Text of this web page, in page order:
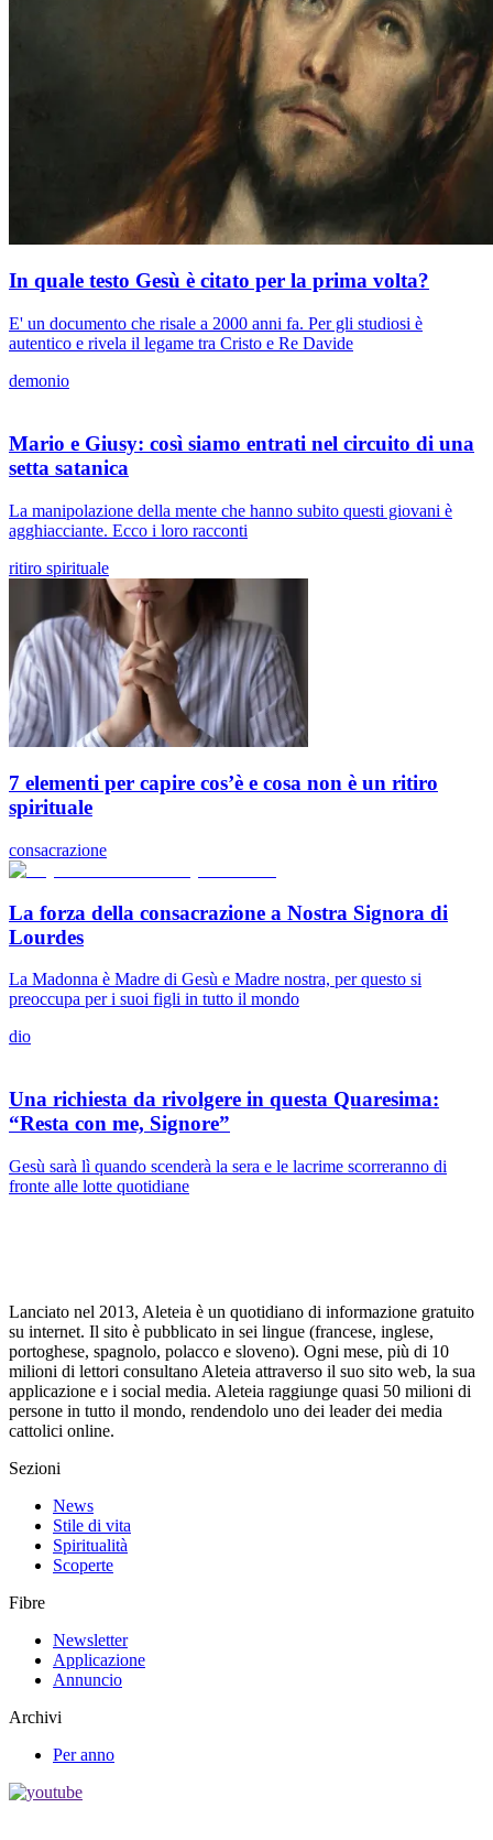
In quale testo Gesù è citato per la prima volta?
E' un documento che risale a 2000 anni fa. Per gli studiosi è
autentico e rivela il legame tra Cristo e Re Davide
demonio
Mario e Giusy: così siamo entrati nel circuito di una
setta satanica
La manipolazione della mente che hanno subito questi giovani è
agghiacciante. Ecco i loro racconti
ritiro spirituale
7 elementi per capire cos’è e cosa non è un ritiro
spirituale
consacrazione
La forza della consacrazione a Nostra Signora di
Lourdes
La Madonna è Madre di Gesù e Madre nostra, per questo si
preoccupa per i suoi figli in tutto il mondo
dio
Una richiesta da rivolgere in questa Quaresima:
“Resta con me, Signore”
Gesù sarà lì quando scenderà la sera e le lacrime scorreranno di
fronte alle lotte quotidiane
Lanciato nel 2013, Aleteia è un quotidiano di informazione gratuito
su internet. Il sito è pubblicato in sei lingue (francese, inglese,
portoghese, spagnolo, polacco e sloveno). Ogni mese, più di 10
milioni di lettori consultano Aleteia attraverso il suo sito web, la sua
applicazione e i social media. Aleteia raggiunge quasi 50 milioni di
persone in tutto il mondo, rendendolo uno dei leader dei media
cattolici online.
Sezioni
News
Stile di vita
Spiritualità
Scoperte
Fibre
Newsletter
Applicazione
Annuncio
Archivi
Per anno